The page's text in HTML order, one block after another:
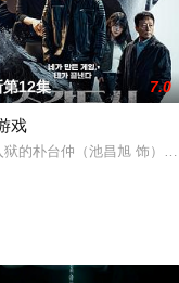
年的经典同名日剧，
第12集 7.0
戏
狱的朴台仲（池昌旭 饰）